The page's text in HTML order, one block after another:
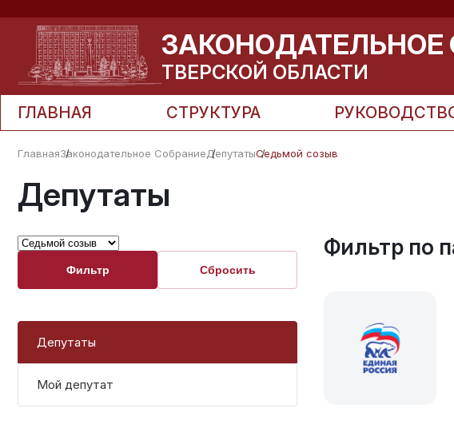
ЗАКОНОДАТЕЛЬНОЕ
ТВЕРСКОЙ ОБЛАСТИ
ГЛАВНАЯ СТРУКТУРА
ГлавнаяЗаконодательное СобраниеДепутатыСедьмой созыв
Депутаты
Фильтр Сбросить
Депутаты
Мой депутат
Фильтр по